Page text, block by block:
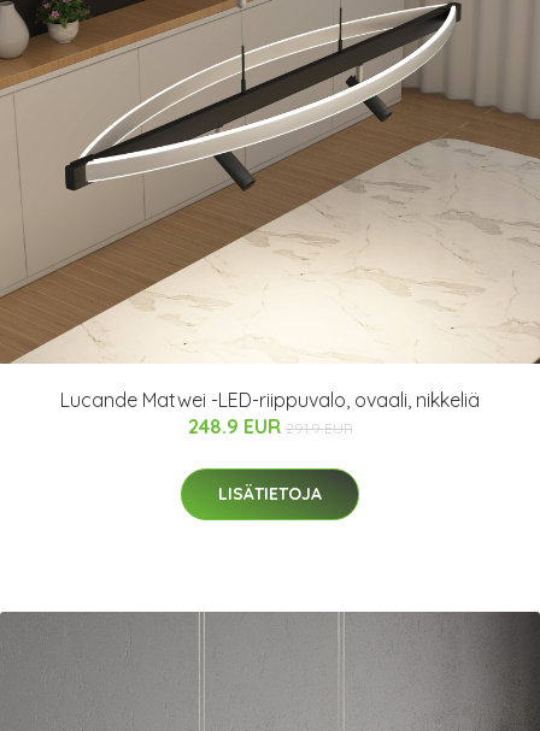
Lucande Matwei -LED-riippuvalo, ovaali, nikkeliä
248.9 EUR 291.9 EUR
LISÄTIETOJA